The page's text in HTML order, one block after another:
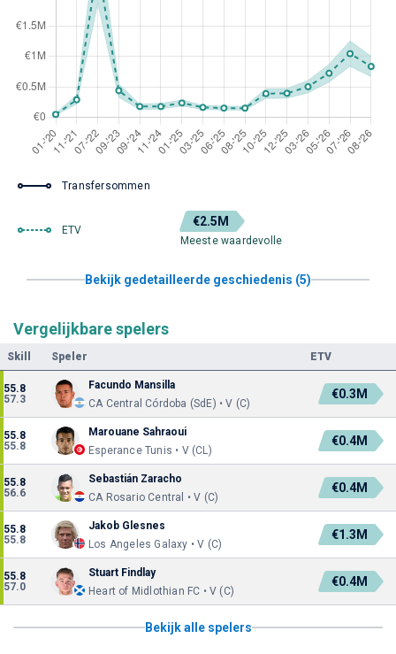
Transfersommen
ETV
€2.5M
Meeste waardevolle
Bekijk gedetailleerde geschiedenis (5)
Vergelijkbare spelers
Skill Speler ETV
55.8
57.3
Facundo Mansilla
CA Central Córdoba (SdE) • V (C)
€0.3M
55.8
55.8
Marouane Sahraoui
Esperance Tunis • V (CL)
€0.4M
55.8
56.6
Sebastián Zaracho
CA Rosario Central • V (C)
€0.4M
55.8
55.8
Jakob Glesnes
Los Angeles Galaxy • V (C)
€1.3M
55.8
57.0
Stuart Findlay
Heart of Midlothian FC • V (C)
€0.4M
Bekijk alle spelers